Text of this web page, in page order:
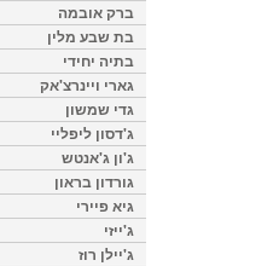
ברק אובמה
בת שבע מלין
בתיה יחידי
גארי ויינרצ'אק
גדי שמשון
ג'דסון ליפליי
ג'ון ג'אנטש
גורדון בראון
גיא פיירי
ג'ייזי
ג'יילן רוז